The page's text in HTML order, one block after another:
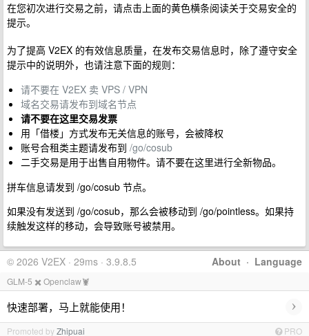
在您初次进行交易之前，请点击上面的黄色横条阅读关于交易安全的
提示。
为了提高 V2EX 的有效信息质量，在发布交易信息时，除了遵守安全
提示中的说明外，也请注意下面的规则：
请不要在 V2EX 卖 VPS / VPN
域名交易请发布到域名节点
请不要在这里交易发票
用「借楼」方式发布无关信息的账号，会被降权
账号合租类主题请发布到 /go/cosub
二手交易是用于出售自用物件。请不要在这里进行全新物品。
拼车信息请发到 /go/cosub 节点。
如果没有发送到 /go/cosub，那么会被移动到 /go/pointless。如果持
续触发这样的移动，会导致账号被禁用。
About · Language
© 2026 V2EX · 29ms · 3.9.8.5
GLM-5 ✖️ Openclaw🦞
快速部署，马上就能使用！ ›
Promoted byZhipuai PRO